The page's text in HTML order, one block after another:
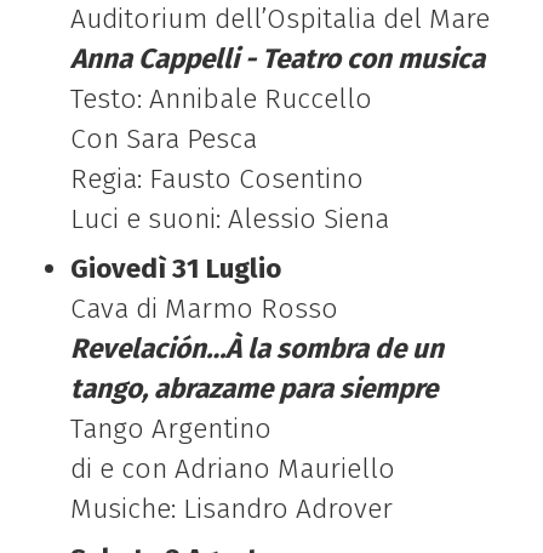
Auditorium dell’Ospitalia del Mare
Anna Cappelli - Teatro con musica
Testo: Annibale Ruccello
Con Sara Pesca
Regia: Fausto Cosentino
Luci e suoni: Alessio Siena
Giovedì 31 Luglio
Cava di Marmo Rosso
Revelación…À la sombra de un
tango, abrazame para siempre
Tango Argentino
di e con Adriano Mauriello
Musiche: Lisandro Adrover